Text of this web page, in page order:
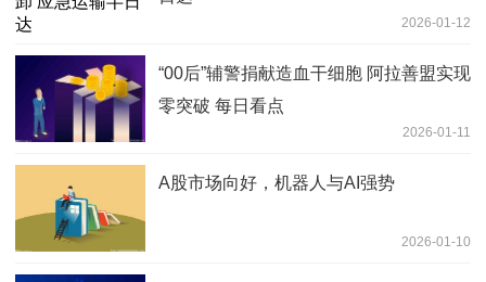
2026-01-12
“00后”辅警捐献造血干细胞 阿拉善盟实现
零突破 每日看点
2026-01-11
A股市场向好，机器人与AI强势
2026-01-10